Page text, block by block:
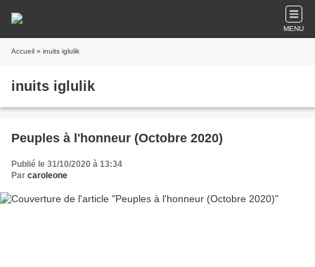
MENU
Accueil » inuits iglulik
inuits iglulik
Peuples à l'honneur (Octobre 2020)
Publié le 31/10/2020 à 13:34
Par caroleone